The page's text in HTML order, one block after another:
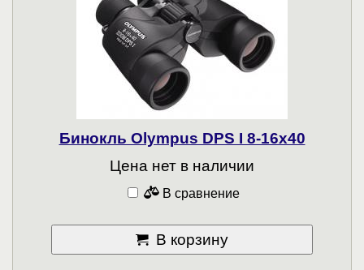
Бинокль Olympus DPS I 8-16x40
Цена нет в наличии
В сравнение
В корзину